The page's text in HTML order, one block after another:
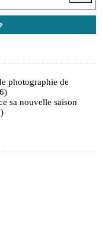
photographie de
sa nouvelle saison